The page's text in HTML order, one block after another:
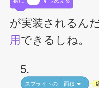
が実装されるん
用できるしね。
5.
スプライトの 面積